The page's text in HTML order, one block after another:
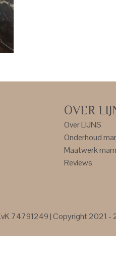
OVER
Over LIJNS
Onderhoud
Maatwerk
Reviews
74791249 | Copyright 2021 -